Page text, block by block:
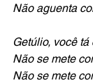
Não aguenta
Getúlio, você
Não se mete
Não se mete